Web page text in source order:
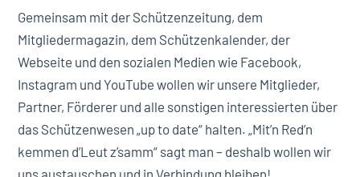
Gemeinsam mit der Schützenzeitung, dem
Mitgliedermagazin, dem Schützenkalender, der
Webseite und den sozialen Medien wie Facebook,
Instagram und YouTube wollen wir unsere Mitglieder,
Partner, Förderer und alle sonstigen interessierten über
das Schützenwesen „up to date“ halten. „Mit’n Red’n
kemmen d’Leut z’samm“ sagt man – deshalb wollen wir
uns austauschen und in Verbindung bleiben!